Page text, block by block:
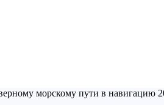
морскому пути в навигацию